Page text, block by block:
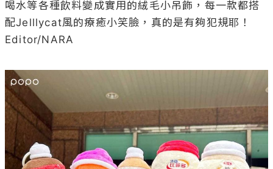
喝水等各種飲料變成實用的絨毛小吊飾，每一款都搭
配Jelllycat風的療癒小笑臉，真的是有夠犯規耶！
Editor/NARA